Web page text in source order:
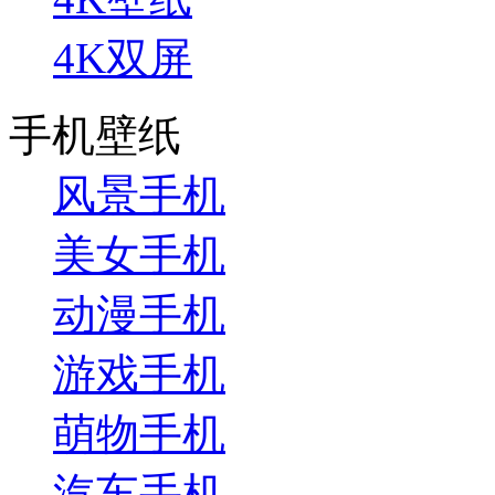
4K双屏
手机壁纸
风景手机
美女手机
动漫手机
游戏手机
萌物手机